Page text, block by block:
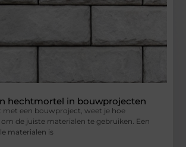
hechtmortel in bouwprojecten
met een bouwproject, weet je hoe
de juiste materialen te gebruiken. Een
materialen is